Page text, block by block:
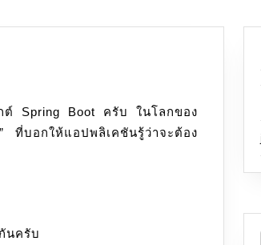
ต์ Spring Boot ครับ ในโลกของ
บอกให้แอปพลิเคชันรู้ว่าจะต้อง
นครับ